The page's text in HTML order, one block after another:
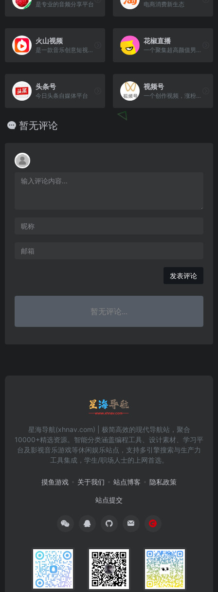
是专业的音频分享平台 电商消费新生态
火山视频
是一款音乐创意短视频社交软件
花椒直播
一个聚集超高颜值男女的手机直播社交平台
头条号
今日头条自媒体平台
视频号
一个创作视频，涨粉盈利的平台
暂无评论
发表评论
暂无评论...
星海导航(xhnav.com) | 极简高效的现代导航站，聚合
10000+精选资源。智能分类涵盖编程工具、设计素材、学习平
台及影视音乐游戏等休闲娱乐站点，支持多引擎搜索与生产力
工具集成，学生/职场人士的上网首选。
摸鱼游戏 关于我们 站点博客 隐私政策
站点提交